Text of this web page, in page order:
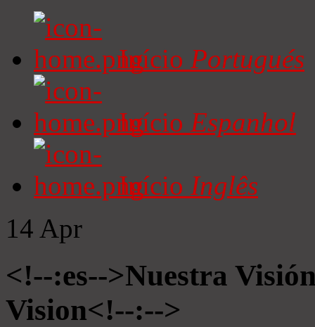
Início Portugués
Início Espanhol
Início Inglês
14 Apr
<!--:es-->Nuestra
Vision<!--:-->